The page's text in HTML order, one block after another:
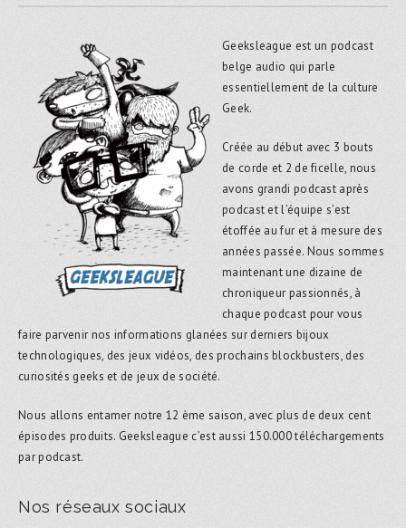
Geeksleague est un podcast
belge audio qui parle
essentiellement de la culture
Geek.
Créée au début avec 3 bouts
de corde et 2 de ficelle, nous
avons grandi podcast après
podcast et l’équipe s’est
étoffée au fur et à mesure des
années passée. Nous sommes
maintenant une dizaine de
chroniqueur passionnés, à
chaque podcast pour vous
faire parvenir nos informations glanées sur derniers bijoux
technologiques, des jeux vidéos, des prochains blockbusters, des
curiosités geeks et de jeux de société.
Nous allons entamer notre 12 ème saison, avec plus de deux cent
épisodes produits. Geeksleague c’est aussi 150.000 téléchargements
par podcast.
Nos réseaux sociaux